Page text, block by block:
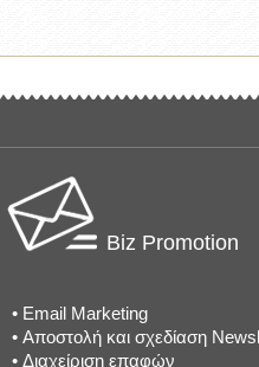
Biz Promotion
• Email Marketing
• Αποστολή και σχεδίαση
• Διαχείριση επαφών